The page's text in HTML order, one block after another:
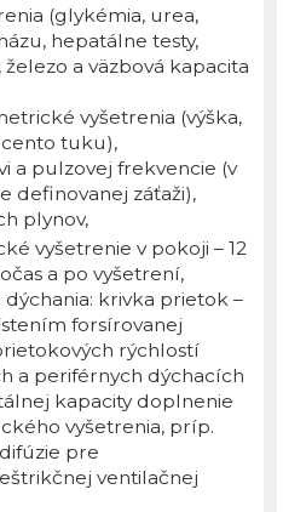
(glykémia, urea,
hepatálne testy,
a väzbová kapacita
vyšetrenia (výška,
tuku),
a pulzovej frekvencie (v
definovanej záťaži),
plynov,
vyšetrenie v pokoji – 12
a po vyšetrení,
krivka prietok –
forsírovanej
rýchlostí
a periférnych dýchacích
kapacity doplnenie
vyšetrenia, príp.
pre
ventilačnej